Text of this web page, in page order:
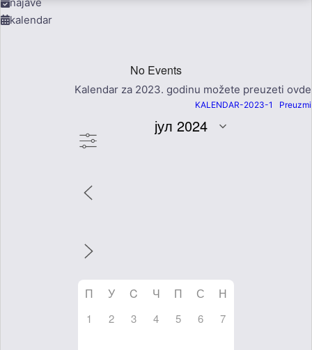
kalendar
No Events
Kalendar za 2023. godinu možete preuzeti ovde
KALENDAR-2023-1 Preuzmi
П У C Ч П С Н
1 2 3 4 5 6 7